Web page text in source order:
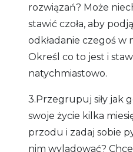
rozwiązań? Może
stawić czoła, aby
odkładanie czegoś w
Określ co to jest i
natychmiastowo.
3.Przegrupuj siły jak
swoje życie kilka
przodu i zadaj sobie
nim wylądować?